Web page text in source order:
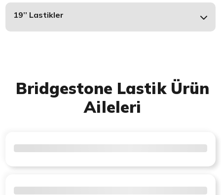
19’’ Lastikler
Bridgestone Lastik Ürün
Aileleri